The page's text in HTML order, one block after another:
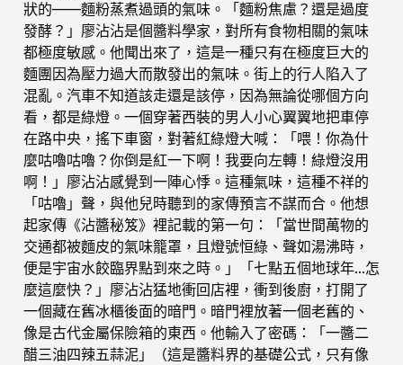
狀的——麵粉蒸煮過頭的氣味。「麵粉焦慮？還是過度
發酵？」廖沾沾是個醬料學家，對所有食物相關的氣味
都極度敏感。他聞出來了，這是一種只有在極度巨大的
麵團因為壓力過大而散發出的氣味。街上的行人陷入了
混亂。汽車不知道該走還是該停，因為無論從哪個方向
看，都是綠燈。一個穿著西裝的男人小心翼翼地把車停
在路中央，搖下車窗，對著紅綠燈大喊：「喂！你為什
麼咕嚕咕嚕？你倒是紅一下啊！我要向左轉！綠燈沒用
啊！」廖沾沾感覺到一陣心悸。這種氣味，這種不祥的
「咕嚕」聲，與他兒時聽到的家傳預言不謀而合。他想
起家傳《沾醬秘笈》裡記載的第一句：「當世間萬物的
交通都被麵皮的氣味籠罩，且燈號恒綠、聲如湯沸時，
便是宇宙水餃臨界點到來之時。」「七點五個地球年…怎
麼這麼快？」廖沾沾猛地衝回店裡，衝到後廚，打開了
一個藏在舊冰櫃後面的暗門。暗門裡放著一個老舊的、
像是古代金屬保險箱的東西。他輸入了密碼：「一醬二
醋三油四辣五蒜泥」（這是醬料界的基礎公式，只有像